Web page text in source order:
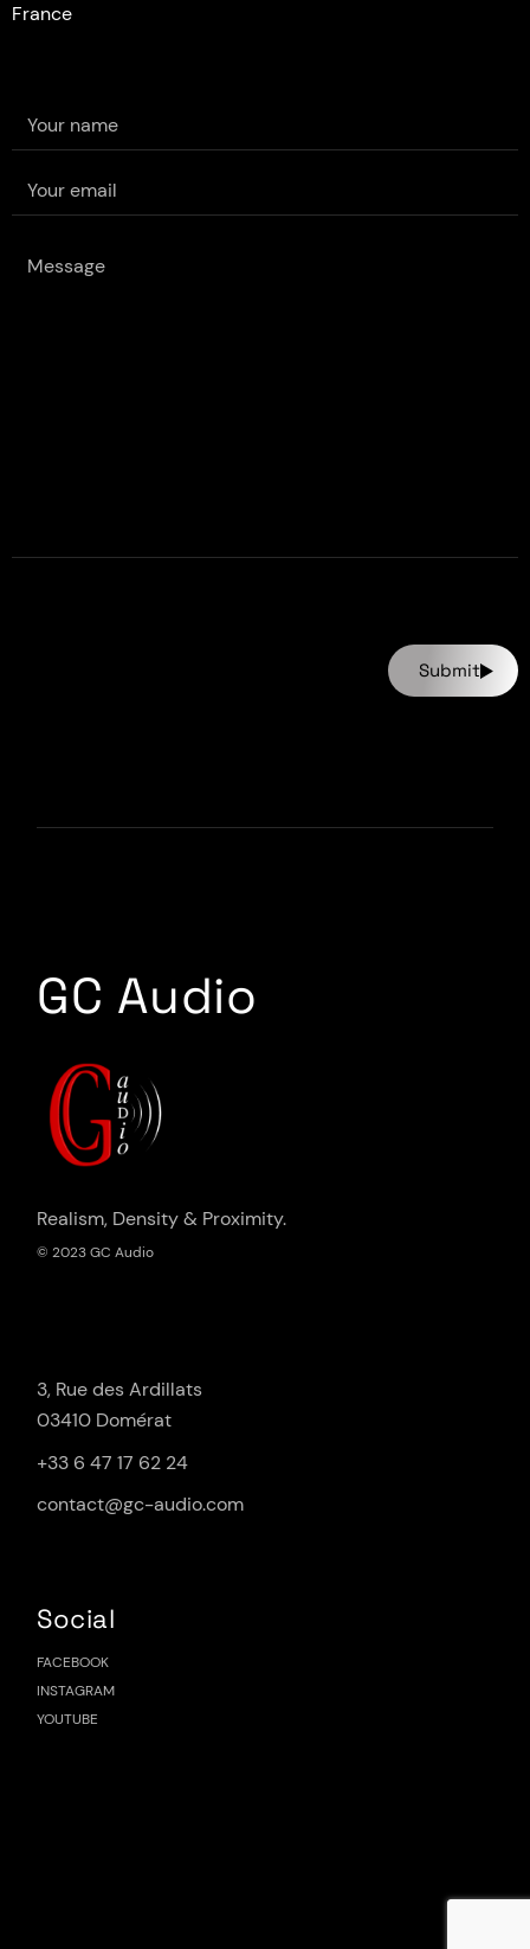
France
Submit
GC Audio
Realism, Density & Proximity.
© 2023 GC Audio
3, Rue des Ardillats
03410 Domérat
+33 6 47 17 62 24
contact@gc-audio.com
Social
FACEBOOK
INSTAGRAM
YOUTUBE